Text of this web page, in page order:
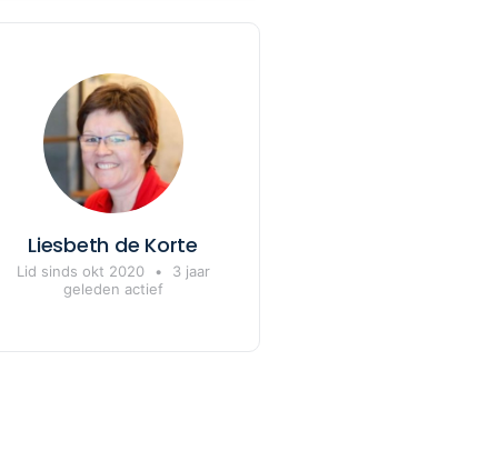
Liesbeth de Korte
Lid sinds okt 2020 •
3 jaar
geleden actief